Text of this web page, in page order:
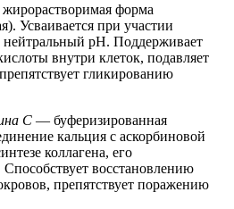
форма
Усваивается при участии
pH. Поддерживает
внутри клеток, подавляет
гликированию
С — буферизированная
кальция с аскорбиновой
коллагена, его
восстановлению
препятствует поражению